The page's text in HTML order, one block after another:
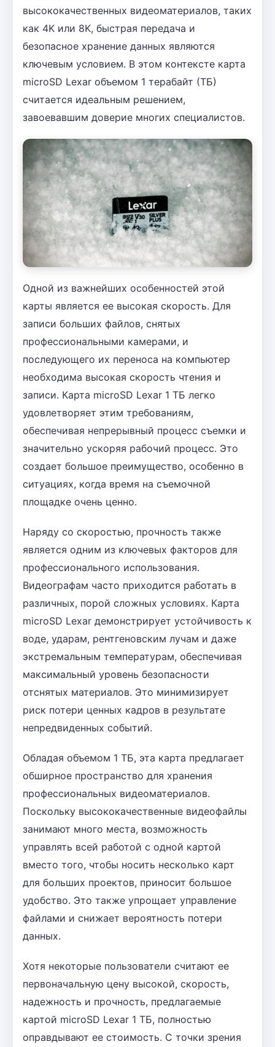
высококачественных видеоматериалов, таких
как 4K или 8K, быстрая передача и
безопасное хранение данных являются
ключевым условием. В этом контексте карта
microSD Lexar объемом 1 терабайт (ТБ)
считается идеальным решением,
завоевавшим доверие многих специалистов.
Одной из важнейших особенностей этой
карты является ее высокая скорость. Для
записи больших файлов, снятых
профессиональными камерами, и
последующего их переноса на компьютер
необходима высокая скорость чтения и
записи. Карта microSD Lexar 1 ТБ легко
удовлетворяет этим требованиям,
обеспечивая непрерывный процесс съемки и
значительно ускоряя рабочий процесс. Это
создает большое преимущество, особенно в
ситуациях, когда время на съемочной
площадке очень ценно.
Наряду со скоростью, прочность также
является одним из ключевых факторов для
профессионального использования.
Видеографам часто приходится работать в
различных, порой сложных условиях. Карта
microSD Lexar демонстрирует устойчивость к
воде, ударам, рентгеновским лучам и даже
экстремальным температурам, обеспечивая
максимальный уровень безопасности
отснятых материалов. Это минимизирует
риск потери ценных кадров в результате
непредвиденных событий.
Обладая объемом 1 ТБ, эта карта предлагает
обширное пространство для хранения
профессиональных видеоматериалов.
Поскольку высококачественные видеофайлы
занимают много места, возможность
управлять всей работой с одной картой
вместо того, чтобы носить несколько карт
для больших проектов, приносит большое
удобство. Это также упрощает управление
файлами и снижает вероятность потери
данных.
Хотя некоторые пользователи считают ее
первоначальную цену высокой, скорость,
надежность и прочность, предлагаемые
картой microSD Lexar 1 ТБ, полностью
оправдывают ее стоимость. С точки зрения